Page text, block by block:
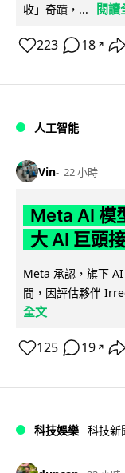
收」奇蹟，...
閱讀
223 18 ↗
人工智能
Vin 22 小時
Meta AI 模
大 AI 巨頭
Meta 承認，旗下
間，因評估夥伴
全文
125 19 ↗
科技娛樂 科技新